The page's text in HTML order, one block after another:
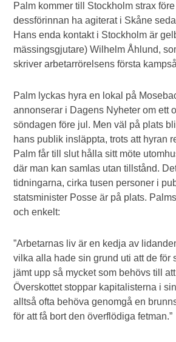
Palm kommer till Stockholm strax
dessförinnan ha agiterat i Skåne
Hans enda kontakt i Stockholm är
mässingsgjutare) Wilhelm Åhlund,
skriver arbetarrörelsens första
Palm lyckas hyra en lokal på
annonserar i Dagens Nyheter om ett
söndagen före jul. Men väl på plats
hans publik insläppta, trots att hyran
Palm får till slut hålla sitt möte
där man kan samlas utan tillstånd.
tidningarna, cirka tusen personer i
statsminister Posse är på plats.
och enkelt:
”Arbetarnas liv är en kedja av
vilka alla hade sin grund uti att de för
jämt upp så mycket som behövs till
Överskottet stoppar kapitalisterna i
alltså ofta behöva genomgå en
för att få bort den överflödiga fetman.”